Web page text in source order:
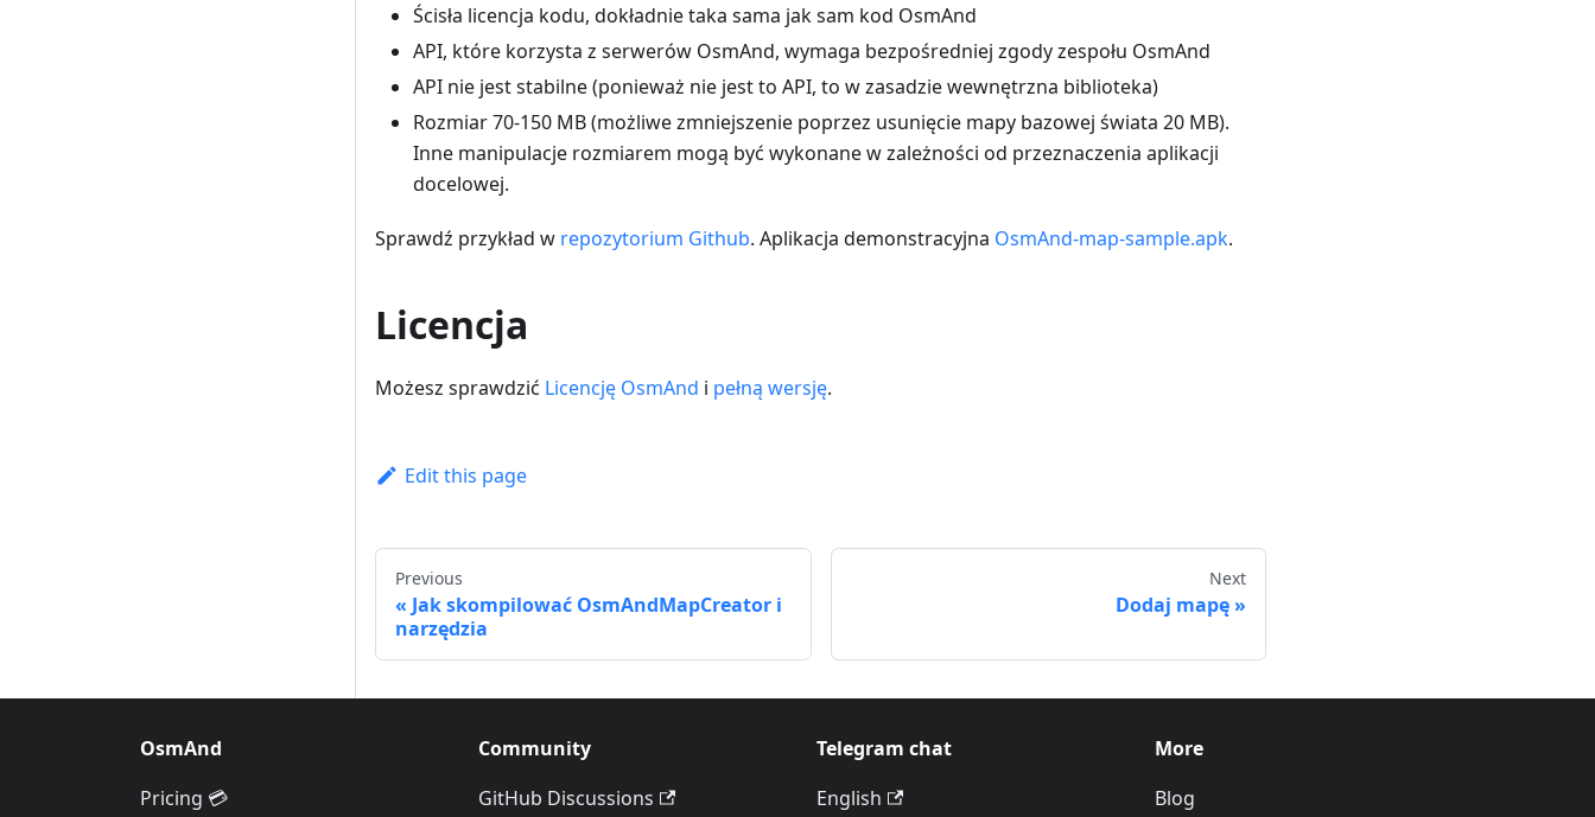
Ścisła licencja kodu, dokładnie taka sama jak sam kod OsmAnd
API, które korzysta z serwerów OsmAnd, wymaga bezpośredniej zgody zespołu OsmAnd
API nie jest stabilne (ponieważ nie jest to API, to w zasadzie wewnętrzna biblioteka)
Rozmiar 70-150 MB (możliwe zmniejszenie poprzez usunięcie mapy bazowej świata 20 MB).
Inne manipulacje rozmiarem mogą być wykonane w zależności od przeznaczenia aplikacji
docelowej.
Sprawdź przykład w repozytorium Github. Aplikacja demonstracyjna OsmAnd-map-sample.apk.
Licencja
Możesz sprawdzić Licencję OsmAnd i pełną wersję.
Edit this page
Previous
Jak skompilować OsmAndMapCreator i
narzędzia
Next
Dodaj mapę
OsmAnd
Pricing 💳
Community
GitHub Discussions
Telegram chat
English
More
Blog